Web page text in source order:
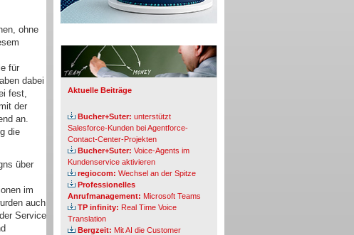
ohne
für
dabei
fest,
der
an.
die
über
im
auch
Service
Aktuelle Beiträge
Bucher+Suter: unterstützt
Salesforce-Kunden bei Agentforce-
Contact-Center-Projekten
Bucher+Suter: Voice-Agents im
Kundenservice aktivieren
regiocom: Wechsel an der Spitze
Professionelles
Anrufmanagement: Microsoft Teams
TP infinity: Real Time Voice
Translation
Bergzeit: Mit AI die Customer